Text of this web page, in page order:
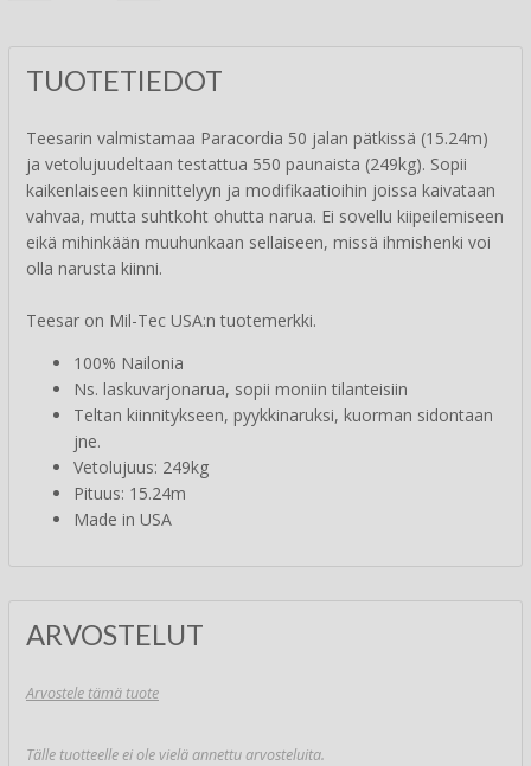
TUOTETIEDOT
Teesarin valmistamaa Paracordia 50 jalan pätkissä (15.24m)
ja vetolujuudeltaan testattua 550 paunaista (249kg). Sopii
kaikenlaiseen kiinnittelyyn ja modifikaatioihin joissa kaivataan
vahvaa, mutta suhtkoht ohutta narua. Ei sovellu kiipeilemiseen
eikä mihinkään muuhunkaan sellaiseen, missä ihmishenki voi
olla narusta kiinni.
Teesar on Mil-Tec USA:n tuotemerkki.
100% Nailonia
Ns. laskuvarjonarua, sopii moniin tilanteisiin
Teltan kiinnitykseen, pyykkinaruksi, kuorman sidontaan
jne.
Vetolujuus: 249kg
Pituus: 15.24m
Made in USA
ARVOSTELUT
Arvostele tämä tuote
Tälle tuotteelle ei ole vielä annettu arvosteluita.